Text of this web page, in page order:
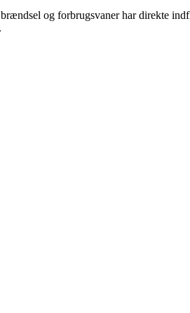
og forbrugsvaner har direkte